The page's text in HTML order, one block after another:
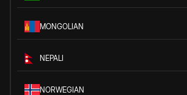
MONGOLIAN
NEPALI
NORWEGIAN